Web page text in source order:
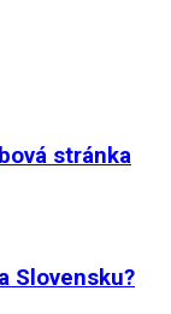
stránka
Slovensku?